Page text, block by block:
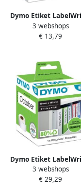
Dymo Etiket
multifunctioneel
1 rolá 750 stuks wit
3 webshops
€ 13,79
Dymo Etiket
naamkaart ordner
59x190mm 1 rolá 110
3 webshops
€ 29,29